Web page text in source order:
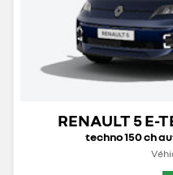
RENAULT 5 E-
techno 150 ch